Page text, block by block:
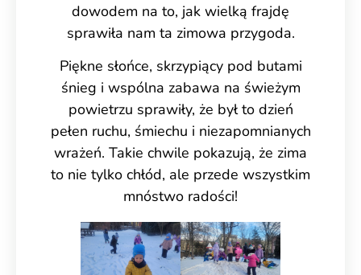
dowodem na to, jak wielką frajdę
sprawiła nam ta zimowa przygoda.
Piękne słońce, skrzypiący pod butami
śnieg i wspólna zabawa na świeżym
powietrzu sprawiły, że był to dzień
pełen ruchu, śmiechu i niezapomnianych
wrażeń. Takie chwile pokazują, że zima
to nie tylko chłód, ale przede wszystkim
mnóstwo radości!